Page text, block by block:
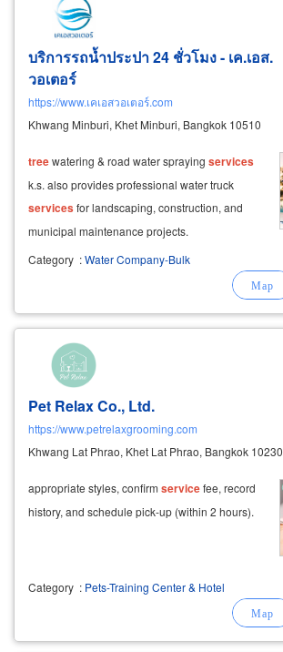
บริการรถน้ำประปา 24 ชั่วโมง - เค.เอส.
วอเตอร์
https://www.เคเอสวอเตอร์.com
Khwang Minburi, Khet Minburi, Bangkok 10510
treewatering & road water spraying services
k.s. also provides professional water truck
servicesfor landscaping, construction, and
municipal maintenance projects.
Category :Water Company-Bulk
Pet Relax Co., Ltd.
https://www.petrelaxgrooming.com
Khwang Lat Phrao, Khet Lat Phrao, Bangkok 10230
appropriate styles, confirm servicefee, record
history, and schedule pick-up (within 2 hours).
Category : Pets-Training Center & Hotel